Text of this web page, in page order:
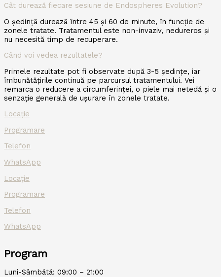
Cât durează fiecare sesiune de Endospheres Evolution?
O ședință durează între 45 și 60 de minute, în funcție de
zonele tratate. Tratamentul este non-invaziv, nedureros și
nu necesită timp de recuperare.
Când voi vedea rezultatele?
Primele rezultate pot fi observate după 3-5 ședințe, iar
îmbunătățirile continuă pe parcursul tratamentului. Vei
remarca o reducere a circumferinței, o piele mai netedă și o
senzație generală de ușurare în zonele tratate.
Locație
Programare
Telefon
WhatsApp
Locație
Programare
Telefon
WhatsApp
Program
Luni-Sâmbătă: 09:00 – 21:00